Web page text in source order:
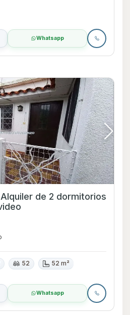
Whatsapp
de 2 dormitorios
52 52 m²
Whatsapp